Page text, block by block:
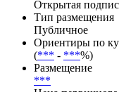
Размещение
Способ
Открытая
Тип размещения
Публичное